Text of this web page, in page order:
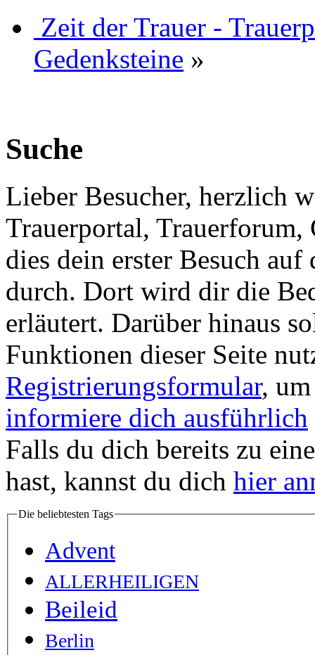
Zeit der Trauer -
Gedenksteine »
Suche
Lieber Besucher, herzlich
Trauerportal, Trauerforum,
dies dein erster Besuch
durch. Dort wird dir die
erläutert. Darüber hinaus
Funktionen dieser Seite
Registrierungsformular,
informiere dich ausführlich
Falls du dich bereits zu
hast, kannst du dich hier
Die beliebtesten Tags
Advent
ALLERHEILIGEN
Beileid
Berlin